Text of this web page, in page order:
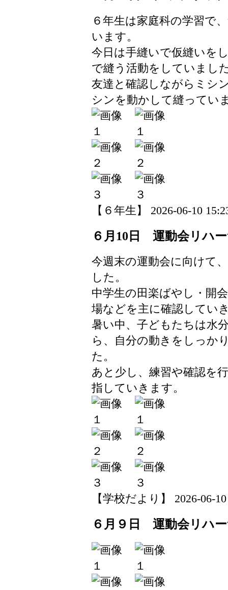
６年生は家庭科の学習で
います。
今日は手縫いで仮縫いを
で縫う活動をしていまし
友達と確認しながらミシ
シンを動かして縫ってい
【６年生】 2026-06-10
６月10日 運動会リハ
今週末の運動会に向けて
した。
中学生の田楽ばやし・開
場などを主に確認してい
暑い中、子どもたちは水
ら、自分の動きをしっか
た。
あと少し、練習や確認を
指していきます。
【学校だより】 2026-06-
６月９日 運動会リハ